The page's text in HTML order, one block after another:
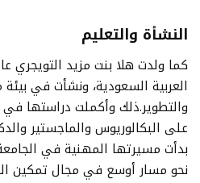
النشأة والتعليم
العربية السعودية، ونشأت في بيئة
والتطوير.ذلك وأكملت دراستها
على البكالوريوس والماجستير
بدأت مسيرتها المهنية في
نحو مسار أوسع في مجال تمكين